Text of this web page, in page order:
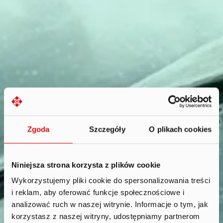
Zgoda Szczegóły O plikach cookies
Niniejsza strona korzysta z plików cookie
Wykorzystujemy pliki cookie do spersonalizowania treści
i reklam, aby oferować funkcje społecznościowe i
analizować ruch w naszej witrynie. Informacje o tym, jak
korzystasz z naszej witryny, udostępniamy partnerom
Reports.